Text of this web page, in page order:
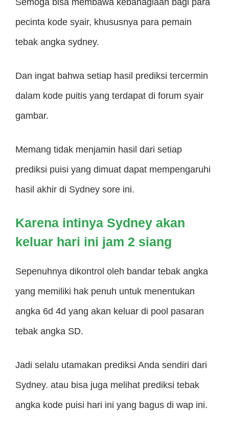
Semoga bisa membawa kebahagiaan bagi para
pecinta kode syair, khususnya para pemain
tebak angka sydney.
Dan ingat bahwa setiap hasil prediksi tercermin
dalam kode puitis yang terdapat di forum syair
gambar.
Memang tidak menjamin hasil dari setiap
prediksi puisi yang dimuat dapat mempengaruhi
hasil akhir di Sydney sore ini.
Karena intinya Sydney akan
keluar hari ini jam 2 siang
Sepenuhnya dikontrol oleh bandar tebak angka
yang memiliki hak penuh untuk menentukan
angka 6d 4d yang akan keluar di pool pasaran
tebak angka SD.
Jadi selalu utamakan prediksi Anda sendiri dari
Sydney. atau bisa juga melihat prediksi tebak
angka kode puisi hari ini yang bagus di wap ini.